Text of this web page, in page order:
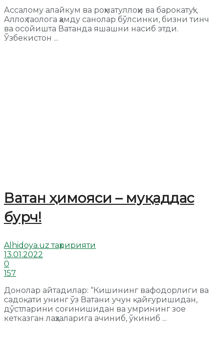
Ассалому алайкум ва роҳматуллоҳи ва барокатуҳ!
Аллоҳ таолога ҳамду санолар бўлсинки, бизни тинч
ва осойишта Ватанда яшашни насиб этди.
Ўзбекистон ...
Ватан ҳимояси – муқаддас
бурч!
Alhidoya.uz таҳририяти
13.01.2022
0
157
Донолар айтадилар: “Кишининг вафодорлиги ва
садоқати унинг ўз Ватани учун қайғуришидан,
дўстларини соғинишидан ва умрининг зое
кетказган лаҳзаларига ачиниб, ўкиниб ...